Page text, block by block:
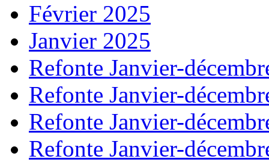
Février 2025
Janvier 2025
Refonte Janvier-
Refonte Janvier-
Refonte Janvier-
Refonte Janvier-